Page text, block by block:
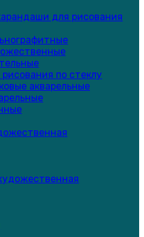
для рисования
по стеклу
акварельные